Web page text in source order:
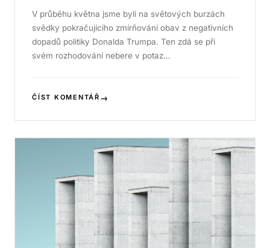
V průběhu května jsme byli na světových burzách
svědky pokračujícího zmírňování obav z negativních
dopadů politiky Donalda Trumpa. Ten zdá se při
svém rozhodování nebere v potaz…
ČÍST KOMENTÁŘ →